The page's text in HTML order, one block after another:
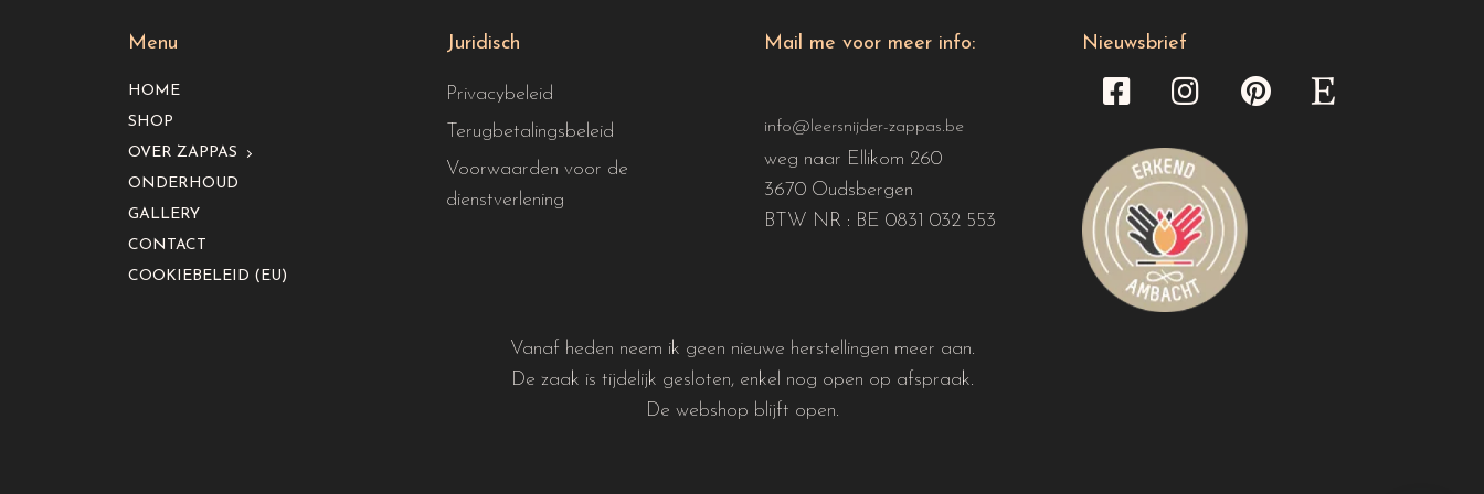
Menu
HOME
SHOP
OVER ZAPPAS
ONDERHOUD
GALLERY
CONTACT
COOKIEBELEID (EU)
Juridisch
Privacybeleid
Terugbetalingsbeleid
Voorwaarden voor de
dienstverlening
Mail me voor meer info:
info@leersnijder-zappas.be
weg naar Ellikom 260
3670 Oudsbergen
BTW NR : BE 0831 032 553
Nieuwsbrief
Vanaf heden neem ik geen nieuwe herstellingen meer aan.
De zaak is tijdelijk gesloten, enkel nog open op afspraak.
De webshop blijft open.